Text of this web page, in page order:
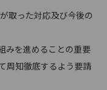
取った対応及び今後の
みを進めることの重要
周知徹底するよう要請